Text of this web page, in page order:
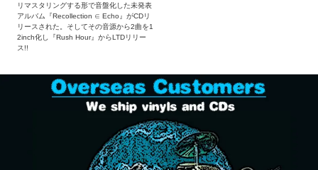
リマスタリングする形で音盤化した未発表
アルバム『Recollection ∈ Echo』がCDリ
リースされた。そしてその音源から2曲を1
2inch化し『Rush Hour』からLTDリリー
ス!!